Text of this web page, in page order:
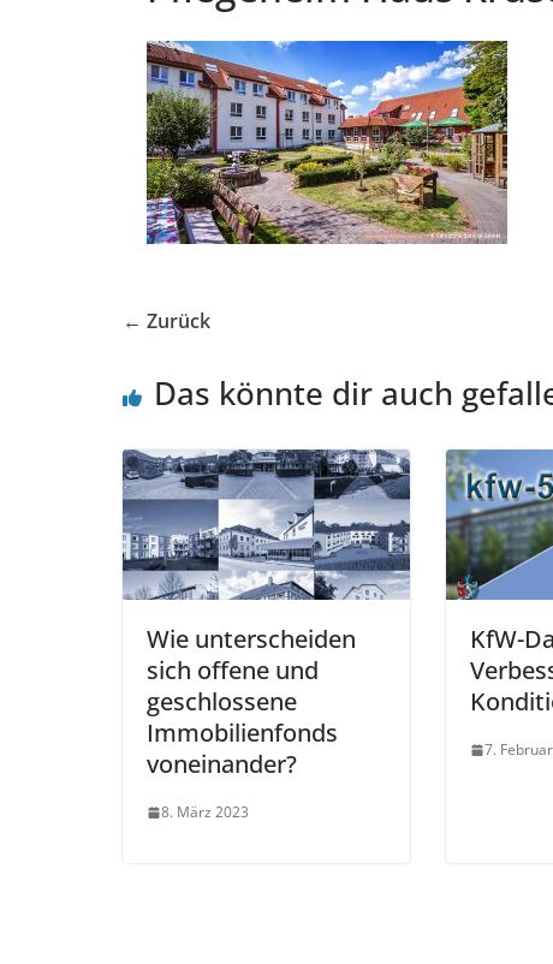
← Zurück
Das könnte dir auch
Wie unterscheiden
sich offene und
geschlossene
Immobilienfonds
voneinander?
8. März 2023
KfW-
7.